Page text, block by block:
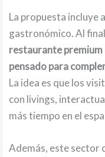
La propuesta incluye
gastronómico. Al
restaurante
pensado para
La idea es que los
con livings,
más tiempo en el
Además, este sector